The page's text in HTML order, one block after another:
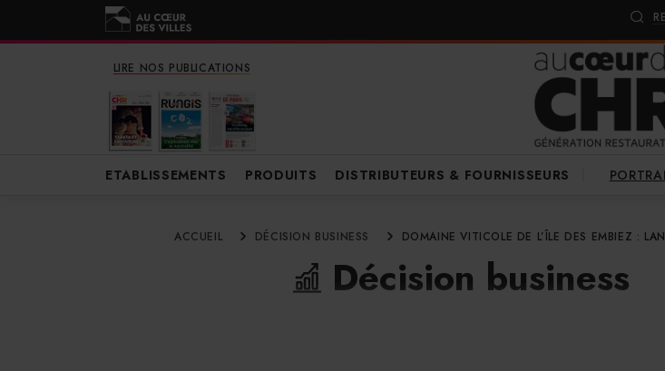
LIRE NOS PUBLICATIONS
ETABLISSEMENTS PRODUITS DISTRIBUTEURS & FOURNISSEURS
ACCUEIL DÉCISION BUSINESS DOMAINE VITICOLE DE L’ÎLE DES EMBIEZ :
Décision business